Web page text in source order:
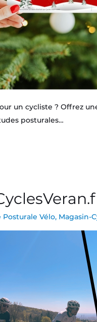
un cycliste ? Offrez
posturales…
Posturale Vélo, Magasin-